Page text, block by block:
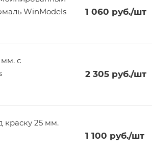
TAMIYA эмаль WinModels
1 060 руб./шт
мм. с
2 305руб./шт
краску 25 мм.
1 100 руб./шт